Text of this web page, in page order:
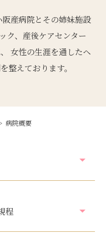
産病院とその姉妹施設
ク、産後ケアセンター
女性の生涯を通したヘ
整えております。
病院概要
程